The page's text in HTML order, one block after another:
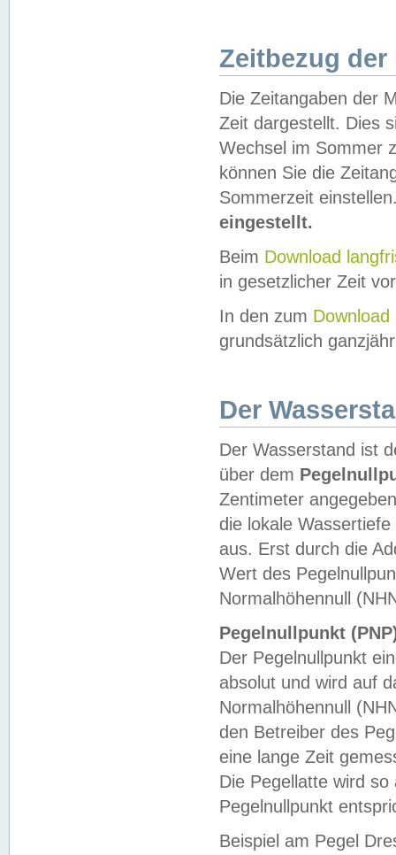
Zeitbezug der
Die Zeitangaben der
Zeit dargestellt. Dies
Wechsel im Sommer
können Sie die
Sommerzeit
eingestellt.
Beim Download
in gesetzlicher Zeit
In den zum Download
grundsätzlich
Der
Der Wasserstand ist
über dem
Zentimeter
die lokale
aus. Erst durch die
Wert des
Normalhöhennull
Pegelnullpunkt
Der Pegelnullpunkt
absolut und wird auf
Normalhöhennull
den Betreiber des
eine lange Zeit
Die Pegellatte wird
Pegelnullpunkt
Beispiel am Pegel